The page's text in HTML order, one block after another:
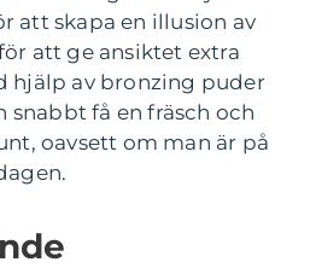
att skapa en illusion av
att ge ansiktet extra
hjälp av bronzing puder
snabbt få en fräsch och
oavsett om man är på